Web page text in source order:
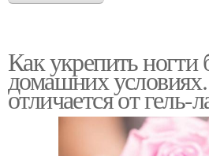
Как укрепить ногти
домашних
отличается от гель-